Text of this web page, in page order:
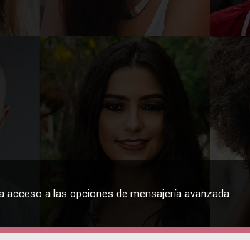
acceso a las opciones de mensajería avanzada